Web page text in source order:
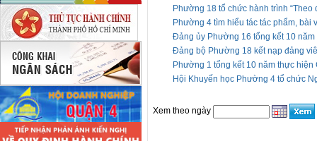
Phường 18 tổ chức hành trình “Theo
Phường 4 tìm hiểu tác tác phẩm, bài
Đảng ủy Phường 16 tổng kết 10
Đảng bộ Phường 18 kết nạp đảng
Phường 1 tổng kết 10 năm thực hiện
Hội Khuyến học Phường 4 tổ chức
Xem theo ngày